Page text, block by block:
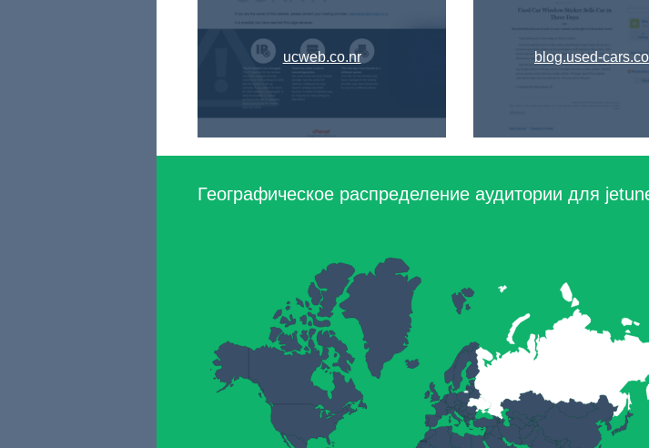
ucweb.co.nr blog.used-
Географическое распределение аудитории для